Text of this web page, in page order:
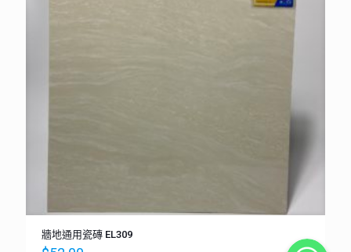
牆地通用瓷磚 EL309